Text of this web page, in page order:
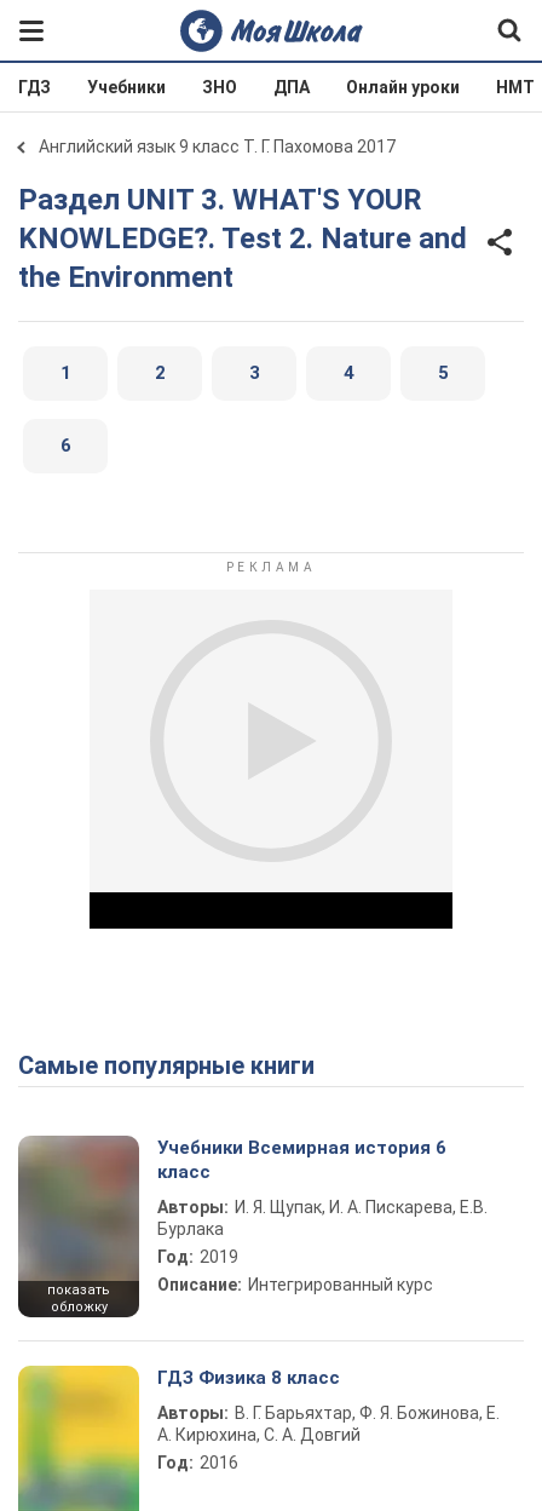
ГДЗ Учебники ЗНО ДПА Онлайн уроки НМТ
Английский язык 9 класс Т. Г. Пахомова 2017
Раздел UNIT 3. WHAT'S YOUR
KNOWLEDGE?. Test 2. Nature and
the Environment
1 2 3 4 5
6
Play Video
Самые популярные книги
показать
обложку
Учебники Всемирная история 6
класс
Авторы: И. Я. Щупак, И. А. Пискарева, Е.В.
Бурлака
Год: 2019
Описание: Интегрированный курс
ГДЗ Физика 8 класс
Авторы: В. Г. Барьяхтар, Ф. Я. Божинова, Е.
А. Кирюхина, С. А. Довгий
Год: 2016